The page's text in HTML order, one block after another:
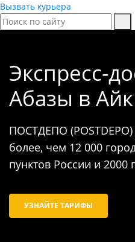
Вызвать курьера
Экспресс-
Абазы в
ПОСТДЕПО (POSTDEPO)
более, чем 12 000
пунктов России и 2000
УЗНАЙТЕ ТАРИФЫ